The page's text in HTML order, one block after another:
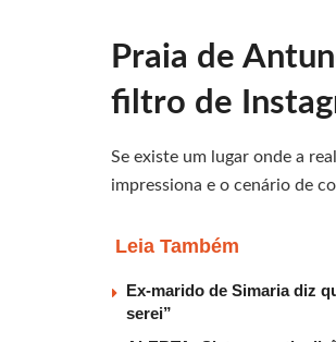
Praia de
filtro de
Se existe um lugar onde a
impressiona e o cenário de
Leia Também
Ex-marido de Simaria diz
serei”